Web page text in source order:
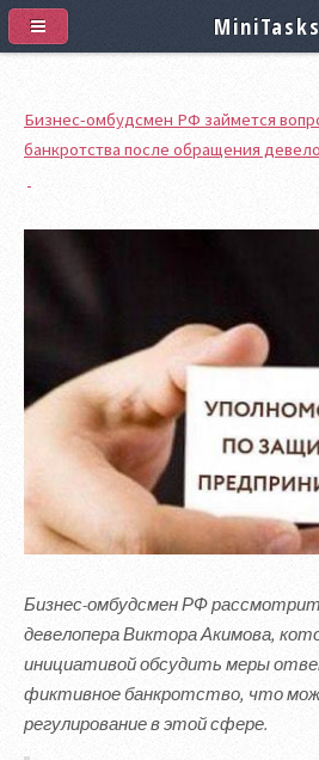
Бизнес-омбудсмен РФ займется
банкротства после обращения
Бизнес-омбудсмен РФ
девелопера Виктора Акимова,
инициативой обсудить меры
фиктивное банкротство, что
регулирование в этой сфере.
MiniTasks